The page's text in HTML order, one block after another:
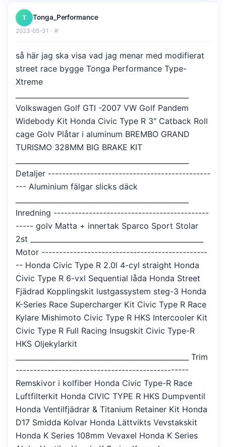
T Tonga_Performance
2023-05-31 · #
så här jag ska visa vad jag menar med modifierat
street race bygge Tonga Performance Type-
Xtreme
Volkswagen Golf GTI -2007 VW Golf Pandem
Widebody Kit Honda Civic Type R 3" Catback Roll
cage Golv Plåtar i aluminum BREMBO GRAND
TURISMO 328MM BIG BRAKE KIT
Detaljer ----------------------------------------------
--- Aluminium fälgar slicks däck
Inredning --------------------------------------------
----- golv Matta + innertak Sparco Sport Stolar
2st _________________________________________________
Motor -----------------------------------------------
-- Honda Civic Type R 2.0l 4-cyl straight Honda
Civic Type R 6-vxl Sequential låda Honda Street
Fjädrad Kopplingskit lustgassystem steg-3 Honda
K-Series Race Supercharger Kit Civic Type R Race
Kylare Mishimoto Civic Type R HKS Intercooler Kit
Civic Type R Full Racing Insugskit Civic Type-R
HKS Oljekylarkit
_________________________________________________ Trim
-------------------------------------------------
Remskivor i kolfiber Honda Civic Type-R Race
Luftfilterkit Honda CIVIC TYPE R HKS Dumpventil
Honda Ventilfjädrar & Titanium Retainer Kit Honda
D17 Smidda Kolvar Honda Lättvikts Vevstakskit
Honda K Series 108mm Vevaxel Honda K Series